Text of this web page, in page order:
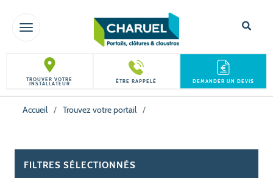
TOGGLE NAVIGATION
TROUVER VOTRE
INSTALLATEUR ÊTRE RAPPELÉ DEMANDER UN DEVIS
Accueil / Trouvez votre portail /
FILTRES SÉLECTIONNÉS